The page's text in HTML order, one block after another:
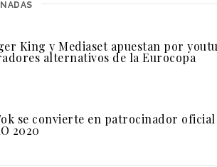
King y Mediaset apuestan por
alternativos de la Eurocopa
se convierte en patrocinador oficial
2020